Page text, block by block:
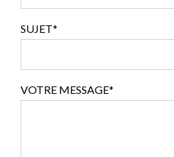
SUJET*
VOTRE MESSAGE*